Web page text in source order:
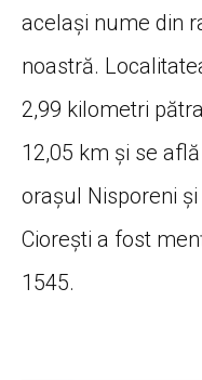
același nume din
noastră.
2,99 kilometri
12,05 km și se
orașul Nisporeni
Ciorești a fost
1545.